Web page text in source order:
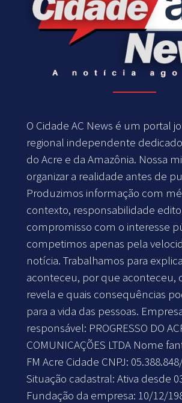
O Cidade AC News é um portal
regional independente
do Acre e da Amazônia. Nossa
organizar a realidade antes de
Produzimos informação com
contexto, responsabilidade
compromisso com o interesse
competimos apenas pela
notícia. Trabalhamos para
aconteceu, por que aconteceu,
revela e quais consequências
para a vida das pessoas.
responsável: PROGRESSO DO
COMUNICAÇÕES LTDA Nome
FM Acre Cidade CNPJ:
Situação cadastral: Ativa desde
Fundação da empresa: 10/12/